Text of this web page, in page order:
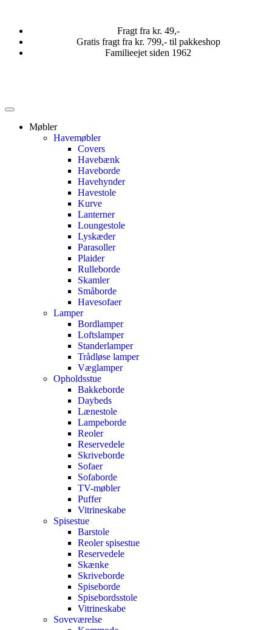
Fragt fra kr. 49,-
Gratis fragt fra kr. 799,- til pakkeshop
Familieejet siden 1962
Møbler
Havemøbler
Covers
Havebænk
Haveborde
Havehynder
Havestole
Kurve
Lanterner
Loungestole
Lyskæder
Parasoller
Plaider
Rulleborde
Skamler
Småborde
Havesofaer
Lamper
Bordlamper
Loftslamper
Standerlamper
Trådløse lamper
Væglamper
Opholdsstue
Bakkeborde
Daybeds
Lænestole
Lampeborde
Reoler
Reservedele
Skriveborde
Sofaer
Sofaborde
TV-møbler
Puffer
Vitrineskabe
Spisestue
Barstole
Reoler spisestue
Reservedele
Skænke
Skriveborde
Spiseborde
Spisebordsstole
Vitrineskabe
Soveværelse